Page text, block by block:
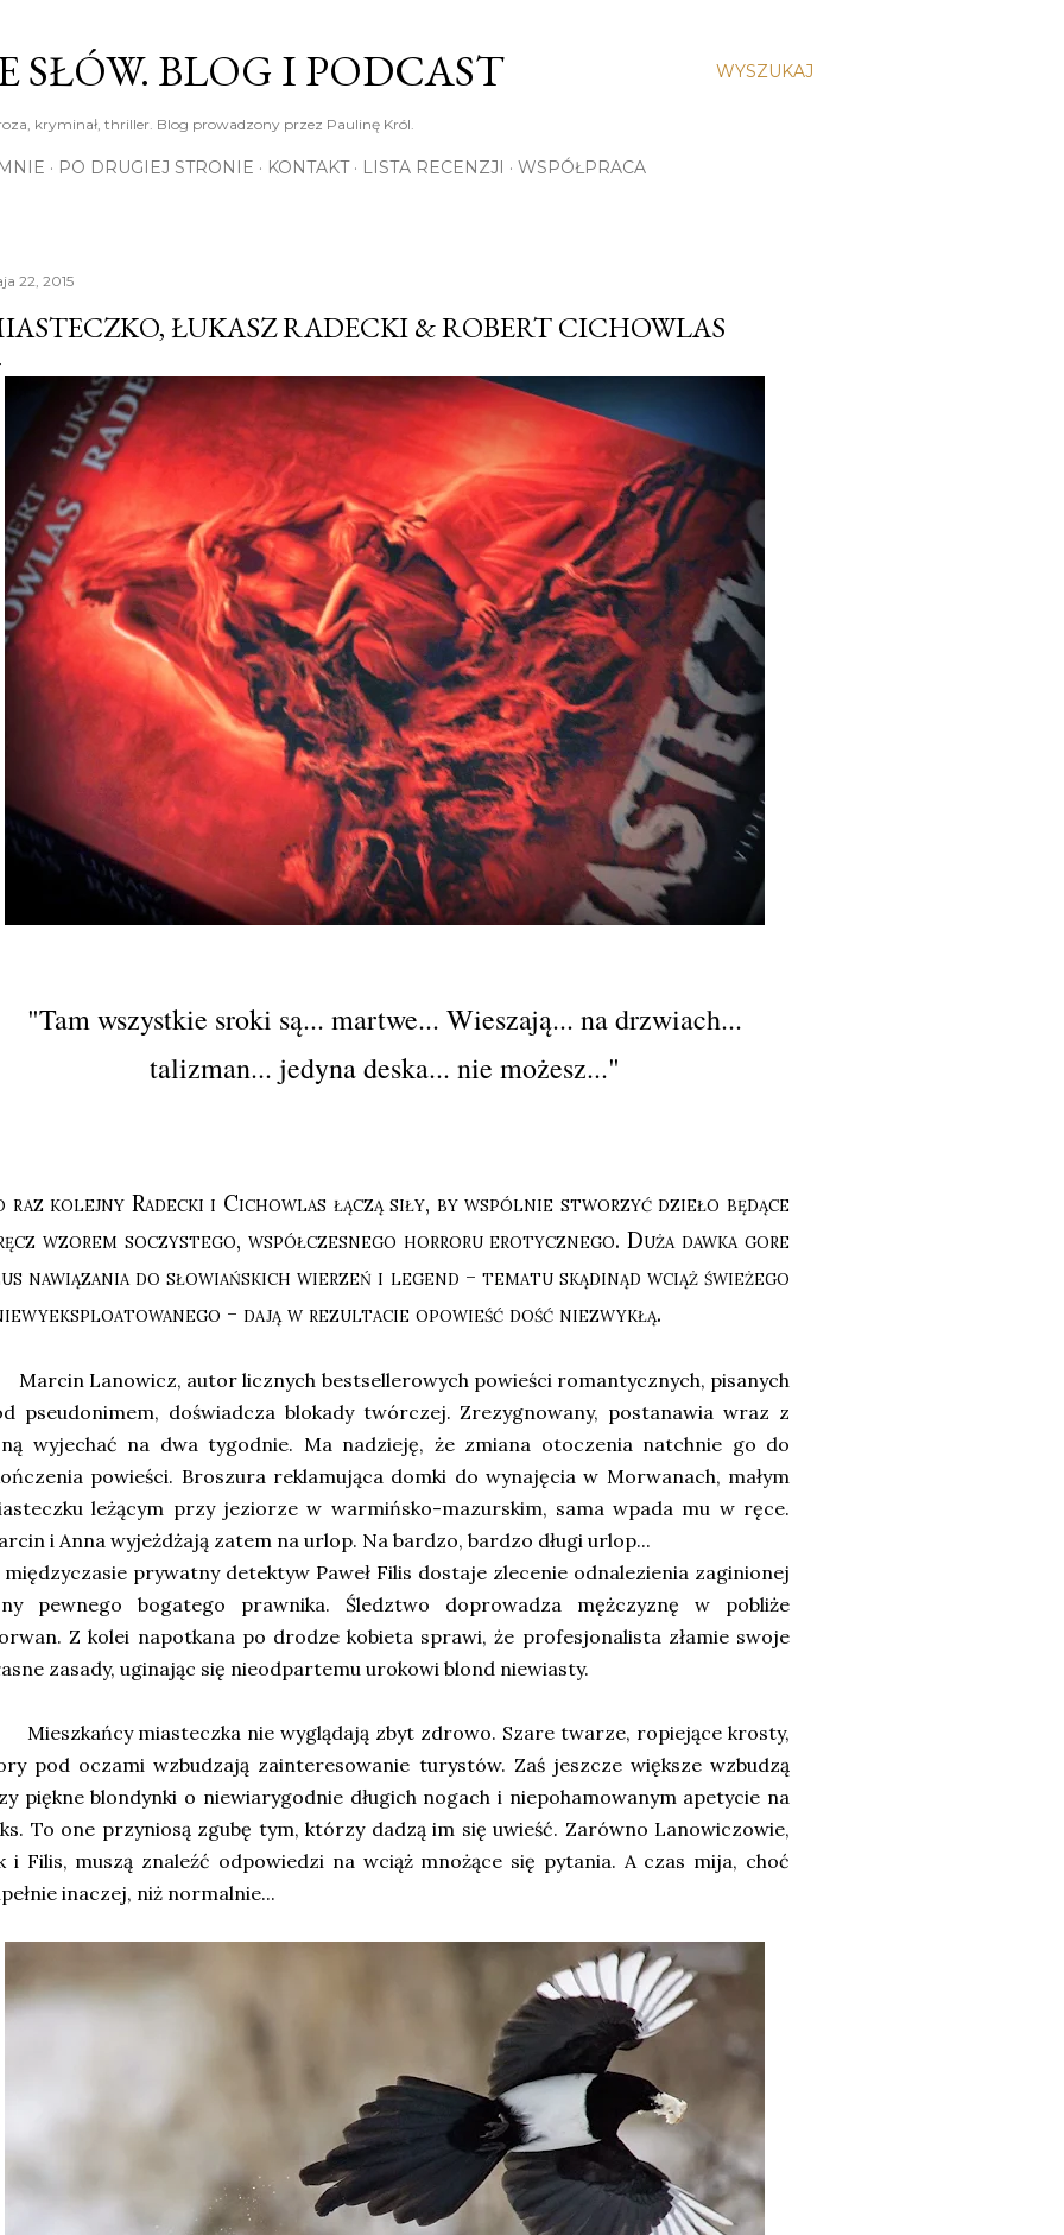
WYSZUKAJ
SŁÓW. BLOG I PODCAST
kryminał, thriller. Blog prowadzony przez Paulinę Król.
PO DRUGIEJ STRONIE KONTAKT LISTA RECENZJI WSPÓŁPRACA
22, 2015
ŁUKASZ RADECKI & ROBERT CICHOWLAS
"Tam wszystkie sroki są... martwe... Wieszają... na drzwiach...
talizman... jedyna deska... nie możesz..."
raz kolejny Radecki i Cichowlas łączą siły, by wspólnie stworzyć dzieło będące
wzorem soczystego, współczesnego horroru erotycznego. Duża dawka gore
nawiązania do słowiańskich wierzeń i legend - tematu skądinąd wciąż świeżego
- dają w rezultacie opowieść dość niezwykłą.
Lanowicz, autor licznych bestsellerowych powieści romantycznych, pisanych
pseudonimem, doświadcza blokady twórczej. Zrezygnowany, postanawia wraz z
wyjechać na dwa tygodnie. Ma nadzieję, że zmiana otoczenia natchnie go do
powieści. Broszura reklamująca domki do wynajęcia w Morwanach, małym
leżącym przy jeziorze w warmińsko-mazurskim, sama wpada mu w ręce.
i Anna wyjeżdżają zatem na urlop. Na bardzo, bardzo długi urlop...
międzyczasie prywatny detektyw Paweł Filis dostaje zlecenie odnalezienia zaginionej
pewnego bogatego prawnika. Śledztwo doprowadza mężczyznę w pobliże
Z kolei napotkana po drodze kobieta sprawi, że profesjonalista złamie swoje
zasady, uginając się nieodpartemu urokowi blond niewiasty.
miasteczka nie wyglądają zbyt zdrowo. Szare twarze, ropiejące krosty,
pod oczami wzbudzają zainteresowanie turystów. Zaś jeszcze większe wzbudzą
piękne blondynki o niewiarygodnie długich nogach i niepohamowanym apetycie na
To one przyniosą zgubę tym, którzy dadzą im się uwieść. Zarówno Lanowiczowie,
i Filis, muszą znaleźć odpowiedzi na wciąż mnożące się pytania. A czas mija, choć
inaczej, niż normalnie...